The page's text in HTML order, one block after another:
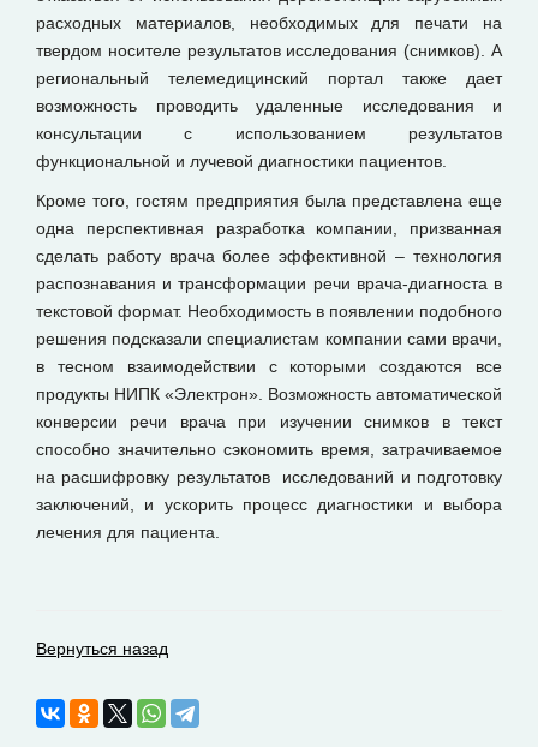
расходных материалов, необходимых для печати на
твердом носителе результатов исследования (снимков). А
региональный телемедицинский портал также дает
возможность проводить удаленные исследования и
консультации с использованием результатов
функциональной и лучевой диагностики пациентов.
Кроме того, гостям предприятия была представлена еще
одна перспективная разработка компании, призванная
сделать работу врача более эффективной – технология
распознавания и трансформации речи врача-диагноста в
текстовой формат. Необходимость в появлении подобного
решения подсказали специалистам компании сами врачи,
в тесном взаимодействии с которыми создаются все
продукты НИПК «Электрон». Возможность автоматической
конверсии речи врача при изучении снимков в текст
способно значительно сэкономить время, затрачиваемое
на расшифровку результатов исследований и подготовку
заключений, и ускорить процесс диагностики и выбора
лечения для пациента.
Вернуться назад